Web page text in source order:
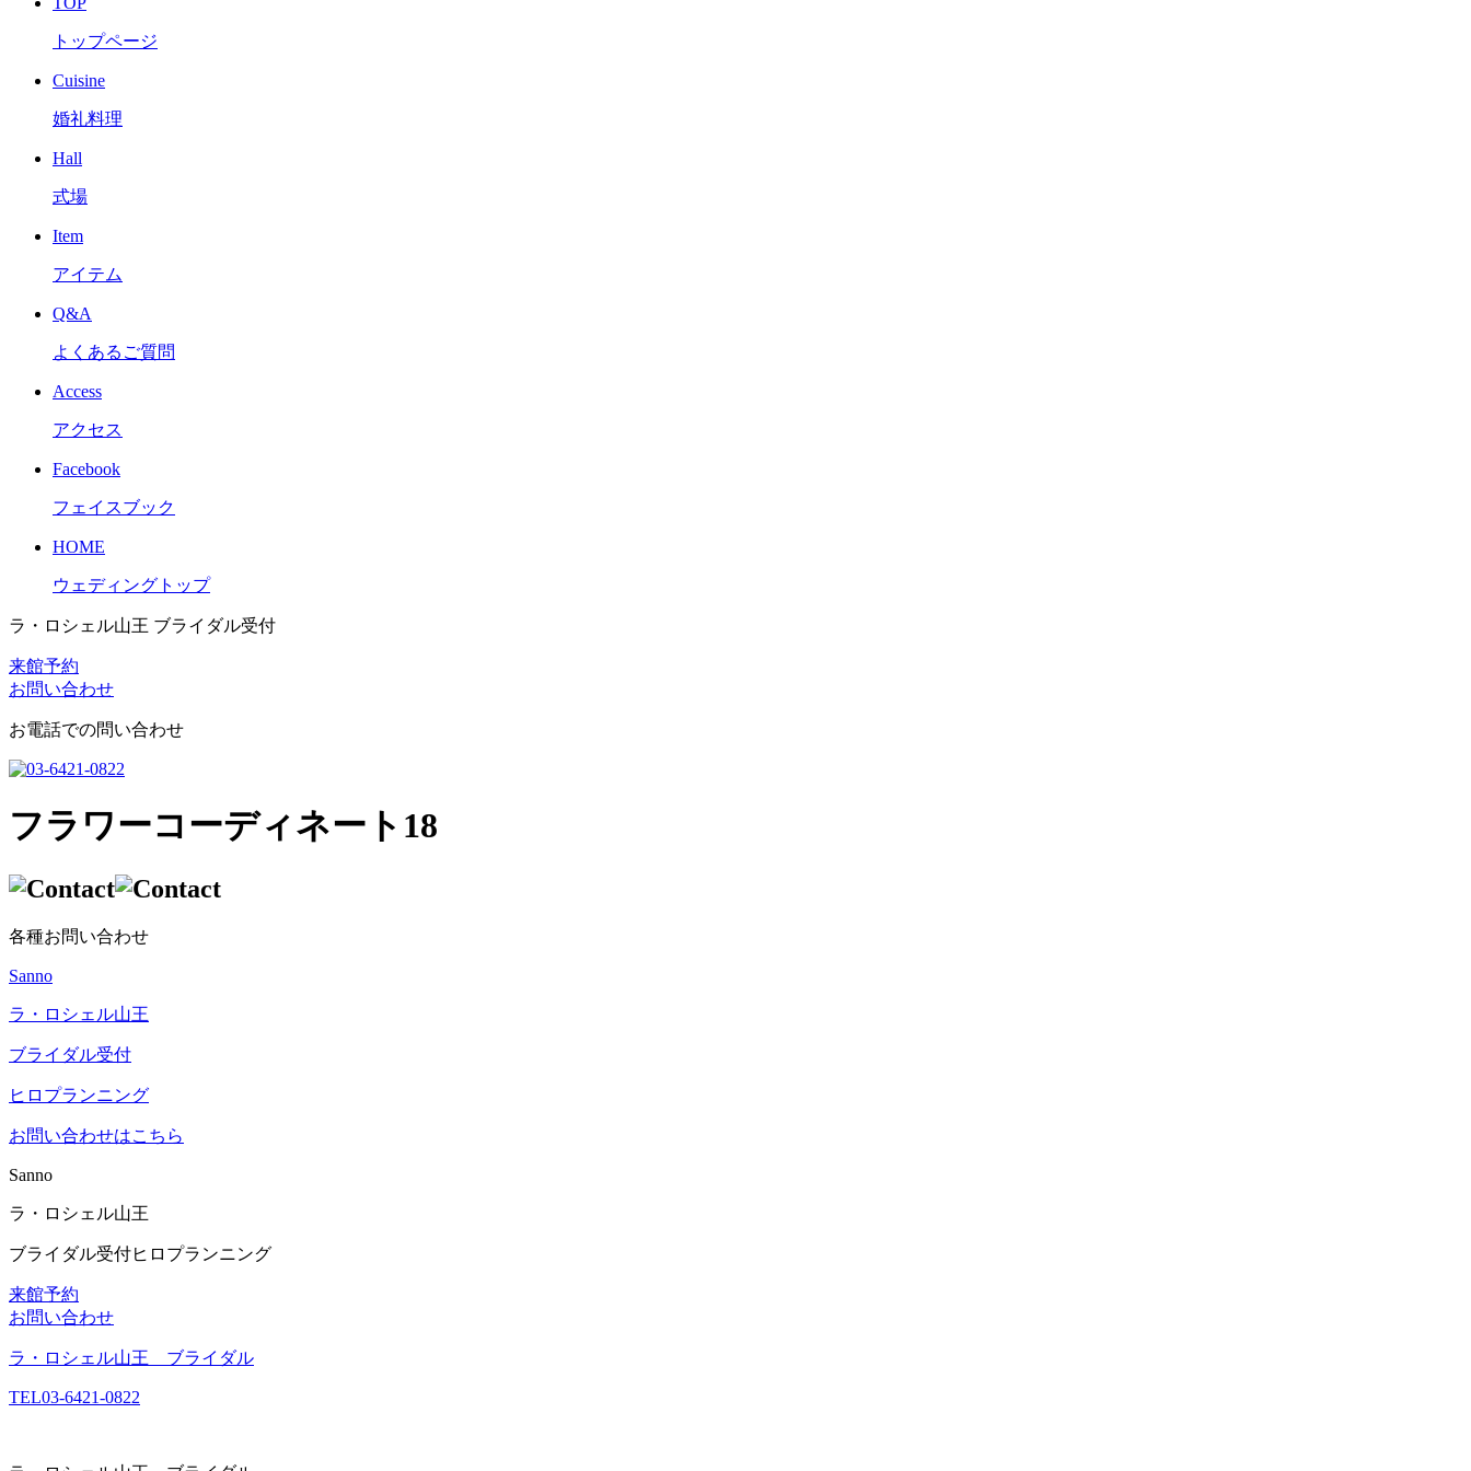
トップページ
Cuisine
婚礼料理
Hall
式場
Item
アイテム
Q&A
よくあるご質問
Access
アクセス
Facebook
フェイスブック
HOME
ウェディングトップ
ラ・ロシェル山王 ブライダル受付
来館予約
お問い合わせ
お電話での問い合わせ
フラワーコーディネート18
各種お問い合わせ
Sanno
ラ・ロシェル山王
ブライダル受付
ヒロプランニング
お問い合わせはこちら
Sanno
ラ・ロシェル山王
ブライダル受付ヒロプランニング
来館予約
お問い合わせ
ラ・ロシェル山王 ブライダル
TEL03-6421-0822